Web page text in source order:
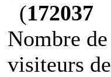
(172037
Nombre de
visiteurs de